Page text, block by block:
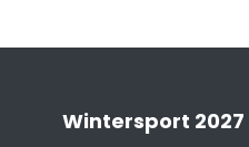
Wintersport 2027